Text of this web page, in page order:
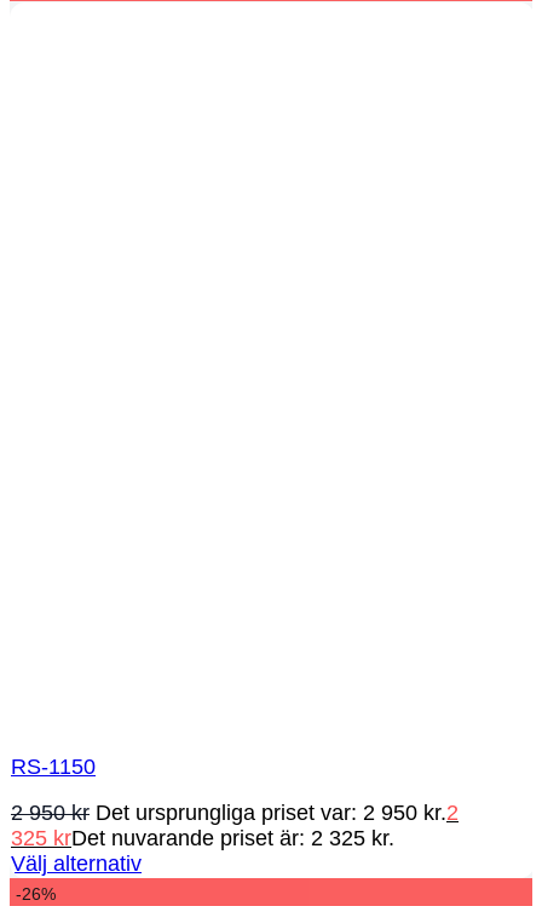
RS-1150
2 950kr Det ursprungliga priset var: 2 950 kr.2
325 krDet nuvarande priset är: 2 325 kr.
Välj alternativ
-26%